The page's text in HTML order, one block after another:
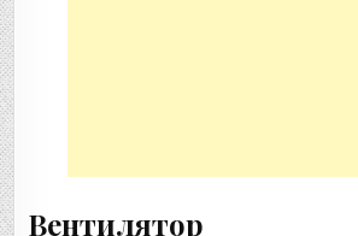
Вентилятор